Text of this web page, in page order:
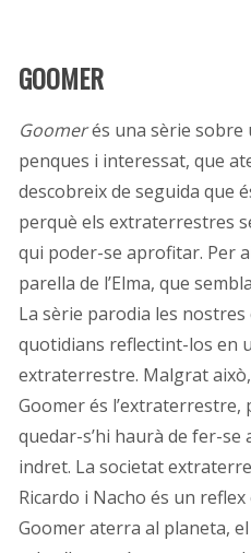
GOOMER
Goomerés una sèrie sobre
penques i interessat, que
descobreix de seguida que
perquè els extraterrestres
qui poder-se aprofitar. Per
parella de l’Elma, que
La sèrie parodia les
quotidians reflectint-los en
extraterrestre. Malgrat
Goomer és l’extraterrestre,
quedar-s’hi haurà de fer-se
indret. La societat
Ricardo i Nacho és un
Goomer aterra al planeta,